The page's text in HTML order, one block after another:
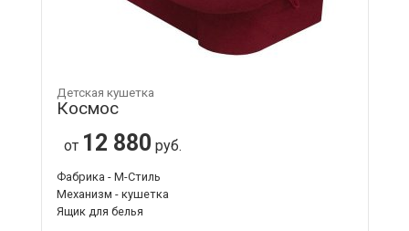
Детская кушетка
Космос
от 12 880 руб.
Фабрика - М-Стиль
Механизм - кушетка
Ящик для белья